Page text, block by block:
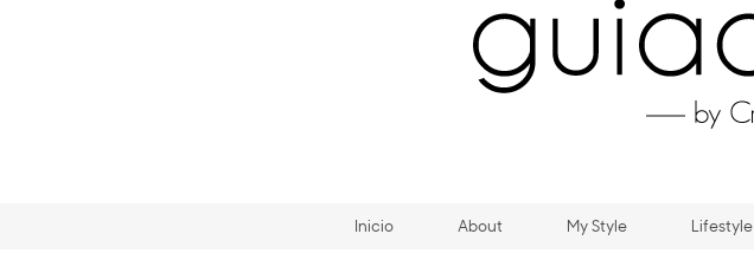
Inicio About My Style Lifestyle